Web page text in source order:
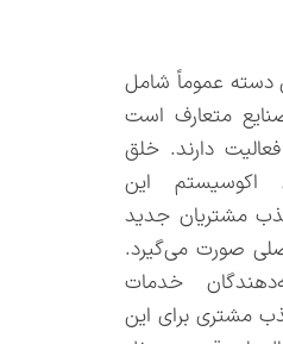
دسته عموماً شامل
متعارف است
دارند. خلق
اکوسیستم این
مشتریان جدید
صورت می‌گیرد.
خدمات
مشتری برای این